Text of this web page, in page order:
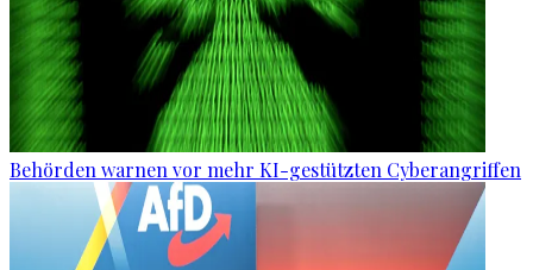
Behörden warnen vor mehr KI-gestützten Cyberangriffen